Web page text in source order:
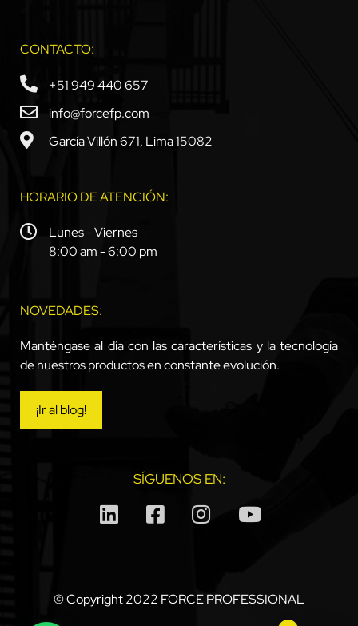
CONTACTO:
+51 949 440 657
info@forcefp.com
García Villón 671, Lima 15082
HORARIO DE ATENCIÓN:
Lunes - Viernes
8:00 am - 6:00 pm
NOVEDADES:
Manténgase al día con las características y la tecnología
de nuestros productos en constante evolución.
¡Ir al blog!
SÍGUENOS EN:
© Copyright 2022 FORCE PROFESSIONAL